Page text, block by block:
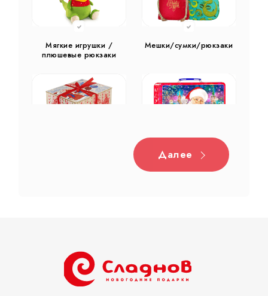
Мягкие игрушки /
плюшевые рюкзаки
Мешки/сумки/рюкзаки
Жестяная
Тубы
Далее